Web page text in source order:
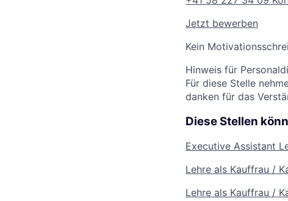
Jetzt bewerben
Kein
Hinweis für
Für diese Stelle
danken für das
Diese Stellen
Executive Assistant
Lehre als Kauffrau /
Lehre als Kauffrau /